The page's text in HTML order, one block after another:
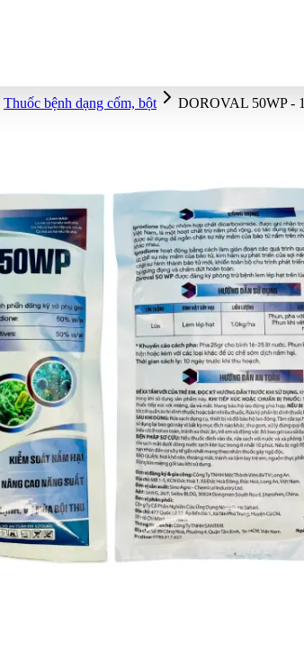
Thuốc bệnh dạng cốm, bột DOROVAL 50WP -